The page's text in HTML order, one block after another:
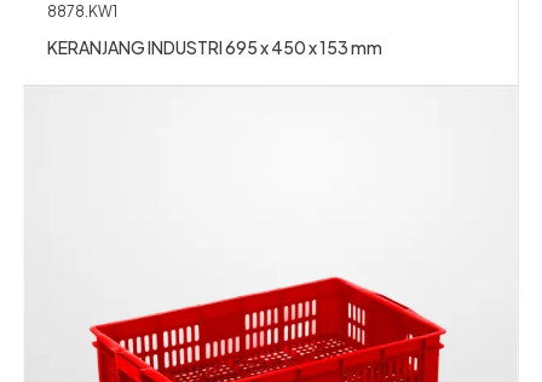
8878.KW1
KERANJANG INDUSTRI 695 x 450 x 153 mm